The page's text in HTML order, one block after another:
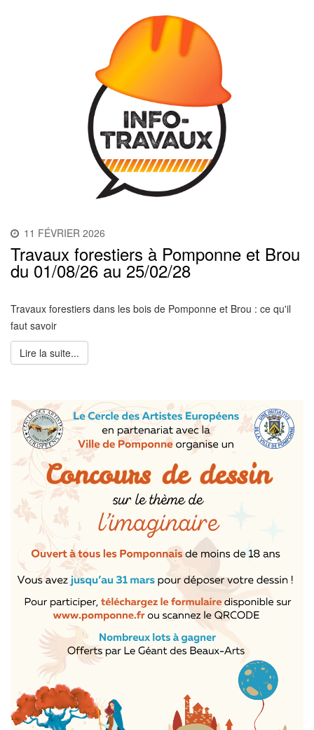
11 FÉVRIER 2026
Travaux forestiers à Pomponne et Brou
du 01/08/26 au 25/02/28
Travaux forestiers dans les bois de Pomponne et Brou : ce qu'il
faut savoir
Lire la suite...